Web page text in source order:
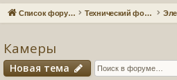
ы
и
ум
Список форумов Технический форум
Камеры
Новая тема